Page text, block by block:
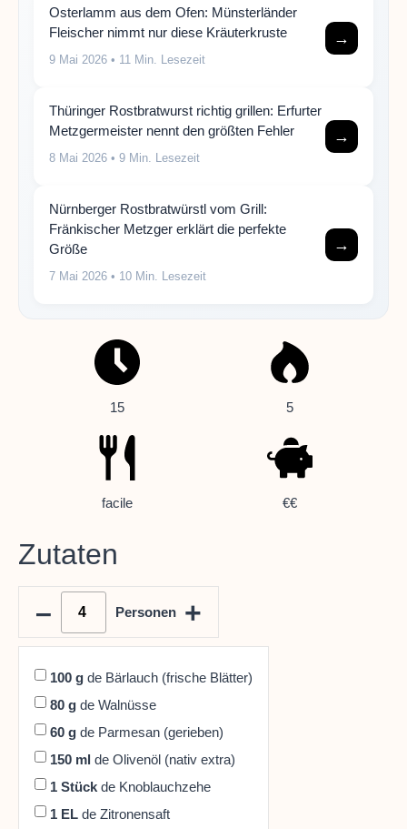
Osterlamm aus dem Ofen: Münsterländer
Fleischer nimmt nur diese Kräuterkruste
9 Mai 2026 • 11 Min. Lesezeit
→
Thüringer Rostbratwurst richtig grillen: Erfurter
Metzgermeister nennt den größten Fehler
8 Mai 2026 • 9 Min. Lesezeit
→
Nürnberger Rostbratwürstl vom Grill:
Fränkischer Metzger erklärt die perfekte
Größe
7 Mai 2026 • 10 Min. Lesezeit
→
15 5
facile €€
Zutaten
–
Personen +
100 g de Bärlauch (frische Blätter)
80 g de Walnüsse
60 g de Parmesan (gerieben)
150 ml de Olivenöl (nativ extra)
1 Stück de Knoblauchzehe
1 EL de Zitronensaft